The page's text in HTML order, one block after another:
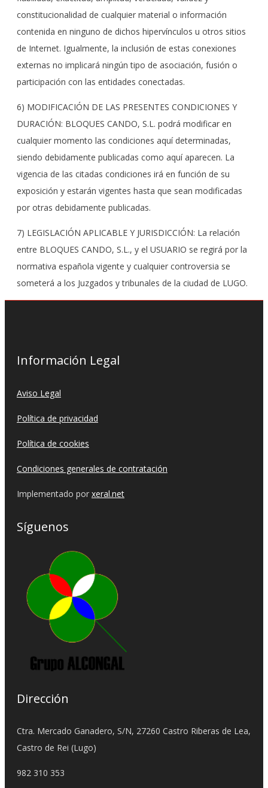
constitucionalidad de cualquier material o información
contenida en ninguno de dichos hipervínculos u otros sitios
de Internet. Igualmente, la inclusión de estas conexiones
externas no implicará ningún tipo de asociación, fusión o
participación con las entidades conectadas.
6) MODIFICACIÓN DE LAS PRESENTES CONDICIONES Y
DURACIÓN: BLOQUES CANDO, S.L. podrá modificar en
cualquier momento las condiciones aquí determinadas,
siendo debidamente publicadas como aquí aparecen. La
vigencia de las citadas condiciones irá en función de su
exposición y estarán vigentes hasta que sean modificadas
por otras debidamente publicadas.
7) LEGISLACIÓN APLICABLE Y JURISDICCIÓN: La relación
entre BLOQUES CANDO, S.L., y el USUARIO se regirá por la
normativa española vigente y cualquier controversia se
someterá a los Juzgados y tribunales de la ciudad de LUGO.
Información Legal
Aviso Legal
Política de privacidad
Política de cookies
Condiciones generales de contratación
Implementado por xeral.net
Síguenos
Dirección
Ctra. Mercado Ganadero, S/N, 27260 Castro Riberas de Lea,
Castro de Rei (Lugo)
982 310 353